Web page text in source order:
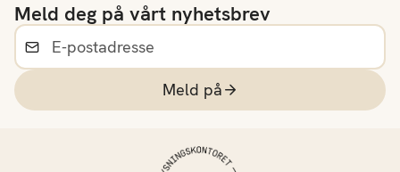
Meld deg på vårt nyhetsbrev
Meld på